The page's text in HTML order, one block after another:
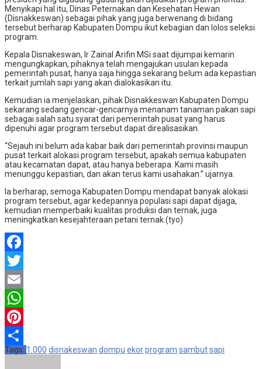
Menyikapi hal itu, Dinas Peternakan dan Kesehatan Hewan
(Disnakkeswan) sebagai pihak yang juga berwenang di bidang
tersebut berharap Kabupaten Dompu ikut kebagian dan lolos seleksi
program.
Kepala Disnakeswan, Ir Zainal Arifin MSi saat dijumpai kemarin
mengungkapkan, pihaknya telah mengajukan usulan kepada
pemerintah pusat, hanya saja hingga sekarang belum ada kepastian
terkait jumlah sapi yang akan dialokasikan itu.
Kemudian ia menjelaskan, pihak Disnakkeswan Kabupaten Dompu
sekarang sedang gencar-gencarnya menanam tanaman pakan sapi
sebagai salah satu syarat dari pemerintah pusat yang harus
dipenuhi agar program tersebut dapat direalisasikan.
“Sejauh ini belum ada kabar baik dari pemerintah provinsi maupun
pusat terkait alokasi program tersebut, apakah semua kabupaten
atau kecamatan dapat, atau hanya beberapa. Kami masih
menunggu kepastian, dan akan terus kami usahakan.” ujarnya.
Ia berharap, semoga Kabupaten Dompu mendapat banyak alokasi
program tersebut, agar kedepannya populasi sapi dapat dijaga,
kemudian memperbaiki kualitas produksi dan ternak, juga
meningkatkan kesejahteraan petani ternak.(tyo)
Facebook
Twitter
Email
WhatsApp
Pinterest
Share
Tags: 1.000 disnakeswan dompu ekorprogram sambutsapi